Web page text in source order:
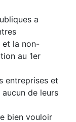
a
et la non-
au 1er
entreprises et
de leurs
bien vouloir